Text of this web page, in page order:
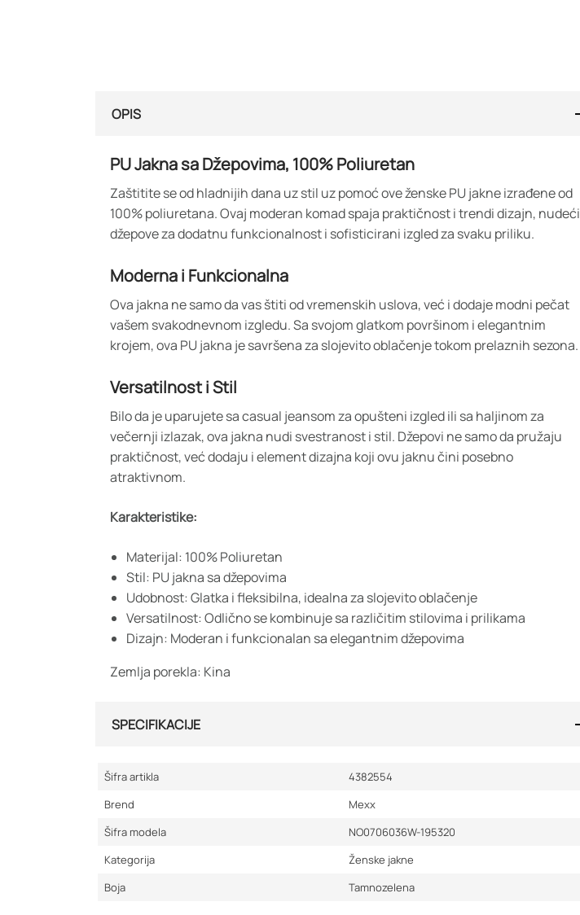
OPIS
PU Jakna sa Džepovima, 100% Poliuretan
Zaštitite se od hladnijih dana uz stil uz pomoć ove ženske PU jakne izrađene od
100% poliuretana. Ovaj moderan komad spaja praktičnost i trendi dizajn, nudeći
džepove za dodatnu funkcionalnost i sofisticirani izgled za svaku priliku.
Moderna i Funkcionalna
Ova jakna ne samo da vas štiti od vremenskih uslova, već i dodaje modni pečat
vašem svakodnevnom izgledu. Sa svojom glatkom površinom i elegantnim
krojem, ova PU jakna je savršena za slojevito oblačenje tokom prelaznih sezona.
Versatilnost i Stil
Bilo da je uparujete sa casual jeansom za opušteni izgled ili sa haljinom za
večernji izlazak, ova jakna nudi svestranost i stil. Džepovi ne samo da pružaju
praktičnost, već dodaju i element dizajna koji ovu jaknu čini posebno
atraktivnom.
Karakteristike:
Materijal: 100% Poliuretan
Stil: PU jakna sa džepovima
Udobnost: Glatka i fleksibilna, idealna za slojevito oblačenje
Versatilnost: Odlično se kombinuje sa različitim stilovima i prilikama
Dizajn: Moderan i funkcionalan sa elegantnim džepovima
Zemlja porekla: Kina
SPECIFIKACIJE
Šifra artikla
4382554
Brend
Mexx
Šifra modela
NO0706036W-195320
Kategorija
Ženske jakne
Boja
Tamnozelena